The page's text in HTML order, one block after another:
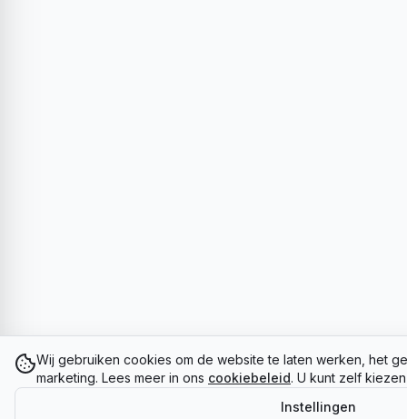
Wij gebruiken cookies om de website te laten werken, het
marketing. Lees meer in ons cookiebeleid. U kunt zelf
Instellingen